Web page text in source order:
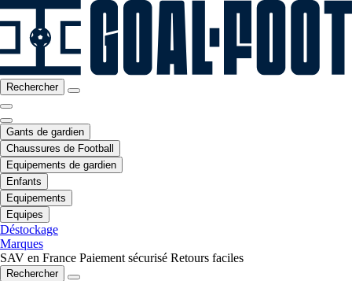
Rechercher
Gants de gardien
Chaussures de Football
Equipements de gardien
Enfants
Equipements
Equipes
Déstockage
Marques
SAV en France Paiement sécurisé Retours faciles
Rechercher